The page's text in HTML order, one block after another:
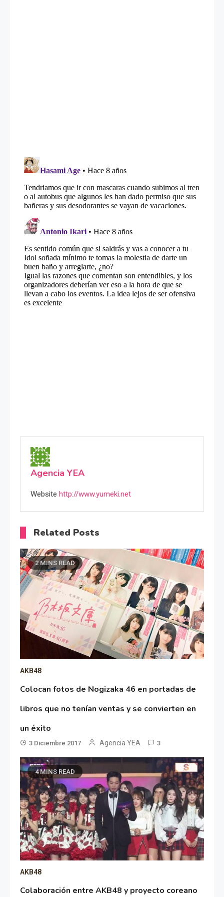
Agencia YEA
Website http://www.yumeki.net
Related Posts
2 MINS READ
AKB48
Colocan fotos de Nogizaka 46 en portadas de
libros que no tenían ventas y se convierten en
un éxito
3 Diciembre 2017 Agencia YEA 3
4 MINS READ
AKB48
Colaboración entre AKB48 y proyecto coreano